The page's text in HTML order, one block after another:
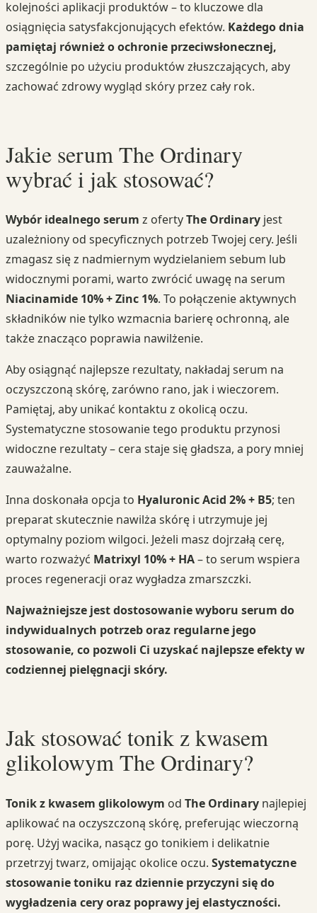
kolejności aplikacji produktów – to kluczowe dla
osiągnięcia satysfakcjonujących efektów. Każdego dnia
pamiętaj również o ochronie przeciwsłonecznej,
szczególnie po użyciu produktów złuszczających, aby
zachować zdrowy wygląd skóry przez cały rok.
Jakie serum The Ordinary
wybrać i jak stosować?
Wybór idealnego serum z ofertyThe Ordinary jest
uzależniony od specyficznych potrzeb Twojej cery. Jeśli
zmagasz się z nadmiernym wydzielaniem sebum lub
widocznymi porami, warto zwrócić uwagę na serum
Niacinamide 10% + Zinc 1%. To połączenie aktywnych
składników nie tylko wzmacnia barierę ochronną, ale
także znacząco poprawia nawilżenie.
Aby osiągnąć najlepsze rezultaty, nakładaj serum na
oczyszczoną skórę, zarówno rano, jak i wieczorem.
Pamiętaj, aby unikać kontaktu z okolicą oczu.
Systematyczne stosowanie tego produktu przynosi
widoczne rezultaty – cera staje się gładsza, a pory mniej
zauważalne.
Inna doskonała opcja to Hyaluronic Acid 2% + B5; ten
preparat skutecznie nawilża skórę i utrzymuje jej
optymalny poziom wilgoci. Jeżeli masz dojrzałą cerę,
warto rozważyć Matrixyl 10% + HA– to serum wspiera
proces regeneracji oraz wygładza zmarszczki.
Najważniejsze jest dostosowanie wyboru serum do
indywidualnych potrzeb oraz regularne jego
stosowanie, co pozwoli Ci uzyskać najlepsze efekty w
codziennej pielęgnacji skóry.
Jak stosować tonik z kwasem
glikolowym The Ordinary?
Tonik z kwasem glikolowym od The Ordinary najlepiej
aplikować na oczyszczoną skórę, preferując wieczorną
porę. Użyj wacika, nasącz go tonikiem i delikatnie
przetrzyj twarz, omijając okolice oczu. Systematyczne
stosowanie toniku raz dziennie przyczyni się do
wygładzenia cery oraz poprawy jej elastyczności.